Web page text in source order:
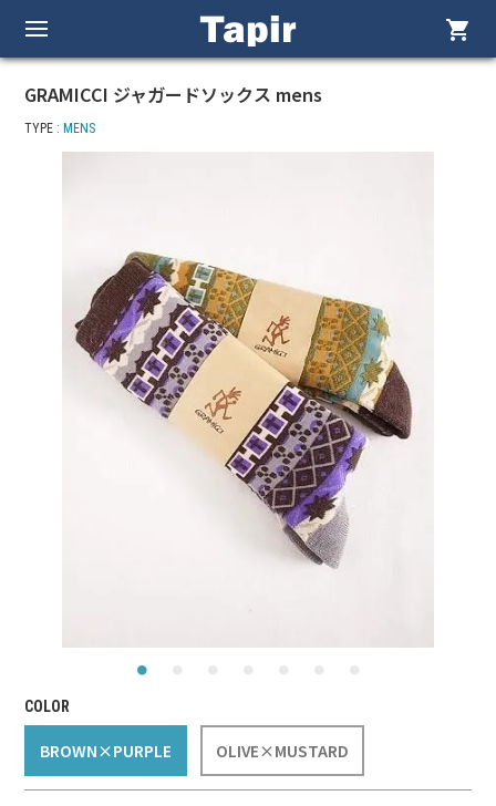
shopping_cart
GRAMICCI ジャガードソックス mens
TYPE : MENS
COLOR
BROWN×PURPLE OLIVE×MUSTARD